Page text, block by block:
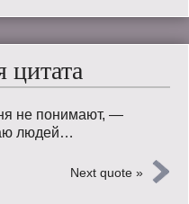
цитата
не понимают, —
людей…
Next quote »